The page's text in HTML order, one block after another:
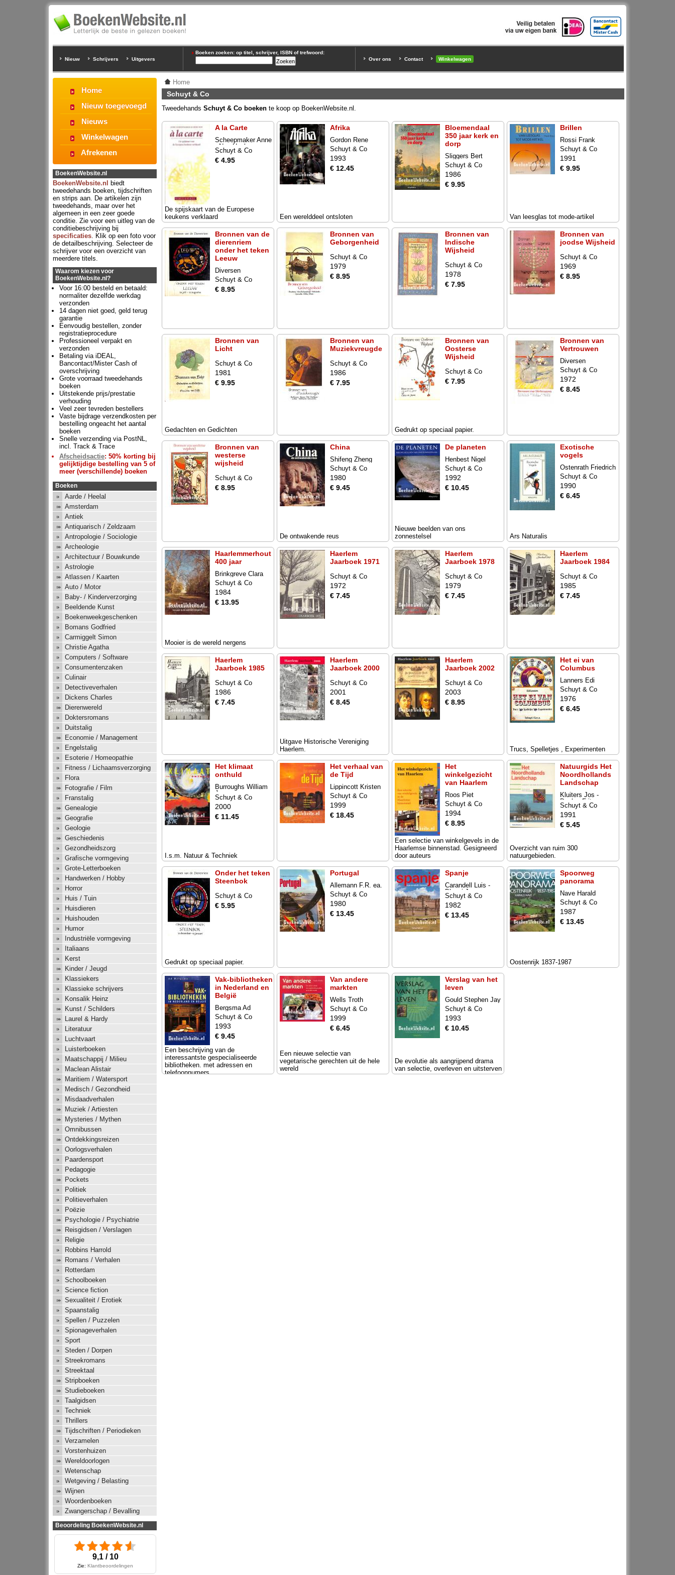
Nieuw Schrijvers Uitgevers
Boeken zoeken: op titel, schrijver, ISBN of trefwoord:
Over ons
Contact Winkelwagen
Home
Schuyt & Co
Tweedehands Schuyt & Co boeken te koop op BoekenWebsite.nl.
A la Carte
Scheepmaker Anne
- Noy Henk
Schuyt & Co
€ 4.95
De spijskaart van de Europese
keukens verklaard
Afrika
Gordon Rene
Schuyt & Co
1993
€ 12.45
Een werelddeel ontsloten
Bloemendaal
350 jaar kerk en
dorp
Sliggers Bert
Schuyt & Co
1986
€ 9.95
Brillen
Rossi Frank
Schuyt & Co
1991
€ 9.95
Van leesglas tot mode-artikel
Bronnen van de
dierenriem
onder het teken
Leeuw
Diversen
Schuyt & Co
€ 8.95
Bronnen van
Geborgenheid
Schuyt & Co
1979
€ 8.95
Bronnen van
Indische
Wijsheid
Schuyt & Co
1978
€ 7.95
Bronnen van
joodse Wijsheid
Schuyt & Co
1969
€ 8.95
Bronnen van
Licht
Schuyt & Co
1981
€ 9.95
Gedachten en Gedichten
Bronnen van
Muziekvreugde
Schuyt & Co
1986
€ 7.95
Bronnen van
Oosterse
Wijsheid
Schuyt & Co
€ 7.95
Gedrukt op speciaal papier.
Bronnen van
Vertrouwen
Diversen
Schuyt & Co
1972
€ 8.45
Bronnen van
westerse
wijsheid
Schuyt & Co
€ 8.95
China
Shifeng Zheng
Schuyt & Co
1980
€ 9.45
De ontwakende reus
De planeten
Henbest Nigel
Schuyt & Co
1992
€ 10.45
Nieuwe beelden van ons
zonnestelsel
Exotische
vogels
Ostenrath Friedrich
Schuyt & Co
1990
€ 6.45
Ars Naturalis
Haarlemmerhout
400 jaar
Brinkgreve Clara
Schuyt & Co
1984
€ 13.95
Mooier is de wereld nergens
Haerlem
Jaarboek 1971
Schuyt & Co
1972
€ 7.45
Haerlem
Jaarboek 1978
Schuyt & Co
1979
€ 7.45
Haerlem
Jaarboek 1984
Schuyt & Co
1985
€ 7.45
Haerlem
Jaarboek 1985
Schuyt & Co
1986
€ 7.45
Haerlem
Jaarboek 2000
Schuyt & Co
2001
€ 8.45
Uitgave Historische Vereniging
Haerlem.
Haerlem
Jaarboek 2002
Schuyt & Co
2003
€ 8.95
Het ei van
Columbus
Lanners Edi
Schuyt & Co
1976
€ 6.45
Trucs, Spelletjes , Experimenten
Het klimaat
onthuld
Burroughs William
J.
Schuyt & Co
2000
€ 11.45
I.s.m. Natuur & Techniek
Het verhaal van
de Tijd
Lippincott Kristen
Schuyt & Co
1999
€ 18.45
Het
winkelgezicht
van Haarlem
Roos Piet
Schuyt & Co
1994
€ 8.95
Een selectie van winkelgevels in de
Haarlemse binnenstad. Gesigneerd
door auteurs
Natuurgids Het
Noordhollands
Landschap
Kluiters Jos -
Daalen Frits van
Schuyt & Co
1991
€ 5.45
Overzicht van ruim 300
natuurgebieden.
Onder het teken
Steenbok
Schuyt & Co
€ 5.95
Gedrukt op speciaal papier.
Portugal
Allemann F.R. ea.
Schuyt & Co
1980
€ 13.45
Spanje
Carandell Luis -
Blassi Jorge en
Jaime
Schuyt & Co
1982
€ 13.45
Spoorweg
panorama
Nave Harald
Schuyt & Co
1987
€ 13.45
Oostenrijk 1837-1987
Vak-bibliotheken
in Nederland en
België
Bergsma Ad
Schuyt & Co
1993
€ 9.45
Een beschrijving van de
interessantste gespecialiseerde
bibliotheken. met adressen en
telefoonnumers
Van andere
markten
Wells Troth
Schuyt & Co
1999
€ 6.45
Een nieuwe selectie van
vegetarische gerechten uit de hele
wereld
Verslag van het
leven
Gould Stephen Jay
Schuyt & Co
1993
€ 10.45
De evolutie als aangrijpend drama
van selectie, overleven en uitsterven
Home
Nieuw toegevoegd
Nieuws
Winkelwagen
Afrekenen
BoekenWebsite.nl
BoekenWebsite.nl
biedt
tweedehands boeken, tijdschriften
en strips aan. De artikelen zijn
tweedehands, maar over het
algemeen in een zeer goede
conditie. Zie voor een uitleg van de
conditiebeschrijving bij
specificaties. Klik op een foto voor
de detailbeschrijving. Selecteer de
schrijver voor een overzicht van
meerdere titels.
Waarom kiezen voor
BoekenWebsite.nl?
Voor 16:00 besteld en betaald:
normaliter dezelfde werkdag
verzonden
14 dagen niet goed, geld terug
garantie
Eenvoudig bestellen, zonder
registratieprocedure
Professioneel verpakt en
verzonden
Betaling via iDEAL,
Bancontact/Mister Cash of
overschrijving
Grote voorraad tweedehands
boeken
Uitstekende prijs/prestatie
verhouding
Veel zeer tevreden bestellers
Vaste bijdrage verzendkosten per
bestelling ongeacht het aantal
boeken
Snelle verzending via PostNL,
incl. Track & Trace
Afscheidsactie: 50% korting bij
gelijktijdige bestelling van 5 of
meer (verschillende) boeken
Boeken
Aarde / Heelal
Amsterdam
Antiek
Antiquarisch / Zeldzaam
Antropologie / Sociologie
Archeologie
Architectuur / Bouwkunde
Astrologie
Atlassen / Kaarten
Auto / Motor
Baby- / Kinderverzorging
Beeldende Kunst
Boekenweekgeschenken
Bomans Godfried
Carmiggelt Simon
Christie Agatha
Computers / Software
Consumentenzaken
Culinair
Detectiveverhalen
Dickens Charles
Dierenwereld
Doktersromans
Duitstalig
Economie / Management
Engelstalig
Esoterie / Homeopathie
Fitness / Lichaamsverzorging
Flora
Fotografie / Film
Franstalig
Genealogie
Geografie
Geologie
Geschiedenis
Gezondheidszorg
Grafische vormgeving
Grote-Letterboeken
Handwerken / Hobby
Horror
Huis / Tuin
Huisdieren
Huishouden
Humor
Industriële vormgeving
Italiaans
Kerst
Kinder / Jeugd
Klassiekers
Klassieke schrijvers
Konsalik Heinz
Kunst / Schilders
Laurel & Hardy
Literatuur
Luchtvaart
Luisterboeken
Maatschappij / Milieu
Maclean Alistair
Maritiem / Watersport
Medisch / Gezondheid
Misdaadverhalen
Muziek / Artiesten
Mysteries / Mythen
Omnibussen
Ontdekkingsreizen
Oorlogsverhalen
Paardensport
Pedagogie
Pockets
Politiek
Politieverhalen
Poëzie
Psychologie / Psychiatrie
Reisgidsen / Verslagen
Religie
Robbins Harrold
Romans / Verhalen
Rotterdam
Schoolboeken
Science fiction
Sexualiteit / Erotiek
Spaanstalig
Spellen / Puzzelen
Spionageverhalen
Sport
Steden / Dorpen
Streekromans
Streektaal
Stripboeken
Studieboeken
Taalgidsen
Techniek
Thrillers
Tijdschriften / Periodieken
Verzamelen
Vorstenhuizen
Wereldoorlogen
Wetenschap
Wetgeving / Belasting
Wijnen
Woordenboeken
Zwangerschap / Bevalling
Beoordeling BoekenWebsite.nl
9,1 / 10
Zie: Klantbeoordelingen